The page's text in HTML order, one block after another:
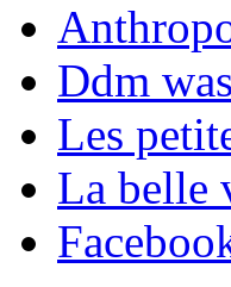
Ddm
Les
La belle